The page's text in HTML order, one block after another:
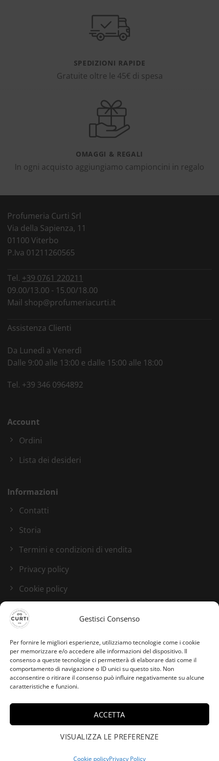
Gestisci Consenso
Per fornire le migliori esperienze, utilizziamo tecnologie come i cookie
per memorizzare e/o accedere alle informazioni del dispositivo. Il
consenso a queste tecnologie ci permetterà di elaborare dati come il
comportamento di navigazione o ID unici su questo sito. Non
acconsentire o ritirare il consenso può influire negativamente su alcune
caratteristiche e funzioni.
ACCETTA
VISUALIZZA LE PREFERENZE
Cookie policyPrivacy Policy
SPEDIZIONI RAPIDE
Gratuite oltre le 45€ di spesa
OMAGGI & REGALI
In ogni acquisto aggiungiamo campioncini in regalo
Profumeria Curti Srl
Via della Sapienza, 11
01100 Viterbo
P.Iva 01211260565
Tel. +39 0761 220211
09.00/13.00 - 15.00/18.00
Mail shop@profumeriacurti.it
Assistenza Clienti
Da Lunedì a Venerdì
Dalle 9:00 alle 13:00 e dalle 15:00 alle 18:00
Tel. +39 346 0964892
Account
Ordini
Lista dei desideri
Informazioni
Contatti
Storia
Termini e condizioni di vendita
Privacy policy
Cookie policy
Blog
I nostri canali social
Giorgia da Tarquinia Lido
ha acquistato Neroli
Creed - 2ml.